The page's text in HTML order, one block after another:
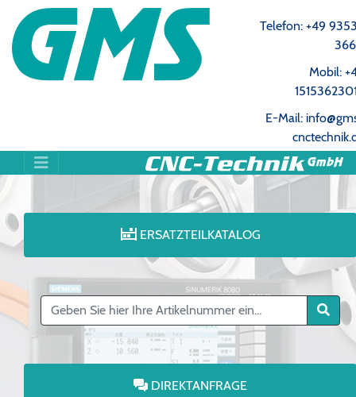
Telefon: +49
Mobil:
E-Mail:
ERSATZTEILKATALOG
DIREKTANFRAGE